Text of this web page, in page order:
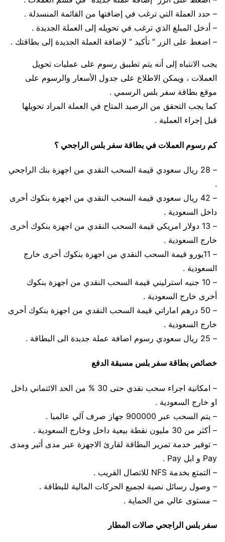
– حدد العملة التي ترغب في إضافتها من القائمة المنسدلة .
– أدخل المبلغ الذي ترغب في تحويله إلى العملة الجديدة .
– اضغط على الزر ” تأكيد ” لإضافة العملة الجديدة إلى بطاقتك .
يجب الانتباه إلى أنه يتم تطبيق رسوم على عمليات تحويل
العملات ، ويمكن الاطلاع على جدول الأسعار والرسوم على
موقع بطاقة سفر بلس الرسمي .
كما يجب التحقق من الرصيد المتاح في العملة المراد تحويلها
قبل إجراء العملية .
كم رسوم العملات في بطاقة سفر بلس الراجحي ؟
– 28 ريال سعودي قيمة السحب النقدي من اجهزة بنك الراجحي
.
– 42 ريال سعودي قيمة السحب النقدي من اجهزة بنكوك أخرى
داخل السعودية .
– 13 دولار امريكي قيمة السحب النقدي من اجهزة بنكوك أخرى
خارج السعودية .
– 11يورو قيمة السحب النقدي من اجهزة بنكوك أخرى خارج
السعودية .
– 10 جنيه استرليني قيمة السحب النقدي من اجهزة بنكوك
أخرى خارج السعودية .
– 50 درهم اماراتي قيمة السحب النقدي من اجهزة بنكوك أخرى
خارج السعودية .
– 25 ريال سعودي رسوم اضافة عملة جديدة الى البطاقة .
خصائص بطاقة سفر بلس مسبقة الدفع
– امكانية اجراء سحب نقدي حتى 30 % من الحد الائتماني داخل
او خارج السعودية .
– يتم السحب عبر 900000 جهاز صرف آلي عالميا .
– أكثر من 30 مليون نقطة بيعية داخل وخارج السعودية .
– توفير خدمة تمرير البطاقة لقارئ الاجهزة عبر مدى أثير ومدى
Pay و ابل Pay .
– التمتع بخدمة NFS للاتصال القريب .
– وصول رسائل نصية لجميع الحركات المالية للبطاقة .
– مستوى عالي من الحماية .
سفر بلس الراجحي صالات المطار